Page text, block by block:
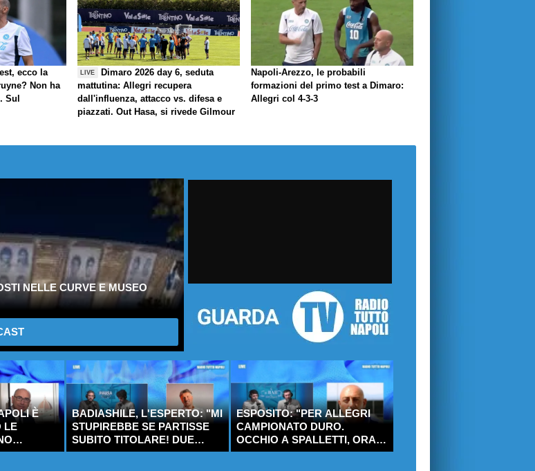
ecco la
Non ha
Sul
LIVE
Dimaro 2026 day 6, seduta
mattutina: Allegri recupera
dall'influenza, attacco vs. difesa e
piazzati. Out Hasa, si rivede Gilmour
Napoli-Arezzo, le probabili
formazioni del primo test a Dimaro:
Allegri col 4-3-3
NELLE CURVE E MUSEO
È
LE
TRE
BADIASHILE, L'ESPERTO: "MI
STUPIREBBE SE PARTISSE
SUBITO TITOLARE! DUE
DUBBI..."
ESPOSITO: "PER ALLEGRI
CAMPIONATO DURO.
OCCHIO A SPALLETTI, ORA
HA L'ATTACCO!"